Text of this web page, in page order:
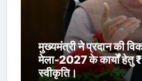
मुख्यमंत्री ने प्रदान की
मेला-2027 के कार्यों हेतु
स्वीकृति।